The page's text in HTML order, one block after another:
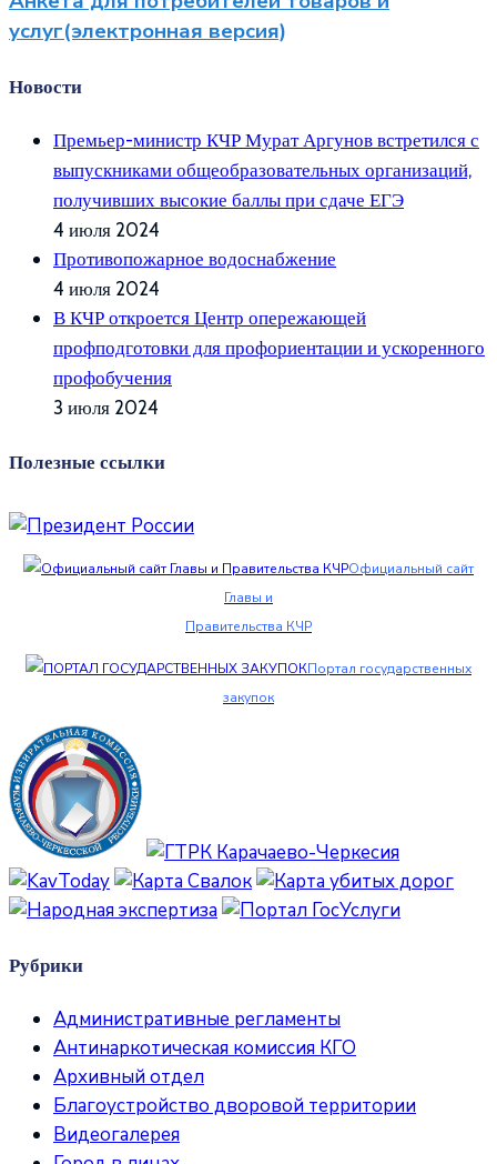
услуг(электронная версия)
Новости
Премьер-министр КЧР Мурат Аргунов встретился с
выпускниками общеобразовательных организаций,
получивших высокие баллы при сдаче ЕГЭ
4 июля 2024
Противопожарное водоснабжение
4 июля 2024
В КЧР откроется Центр опережающей
профподготовки для профориентации и ускоренного
профобучения
3 июля 2024
Полезные ссылки
Официальный сайт
Главы и
Правительства КЧР
Портал государственных
закупок
Рубрики
Административные регламенты
Антинаркотическая комиссия КГО
Архивный отдел
Благоустройство дворовой территории
Видеогалерея